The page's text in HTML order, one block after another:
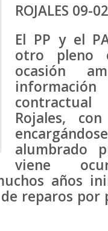
ROJALES 09-
El PP y el
otro pleno
ocasión
Rojales,
alumbrado
viene
años
reparos por